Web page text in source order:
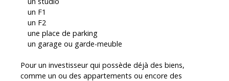
un F1
un F2
une place de parking
un garage ou garde-meuble
Pour un investisseur qui possède déjà des biens,
comme un ou des appartements ou encore des